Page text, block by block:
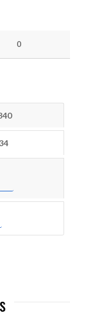
0